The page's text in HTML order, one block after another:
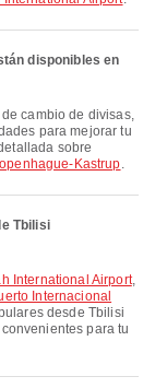
disponibles en
para mejorar tu
sobre
Kastrup.
Tbilisi
International Airport,
Internacional
desde Tbilisi
para tu